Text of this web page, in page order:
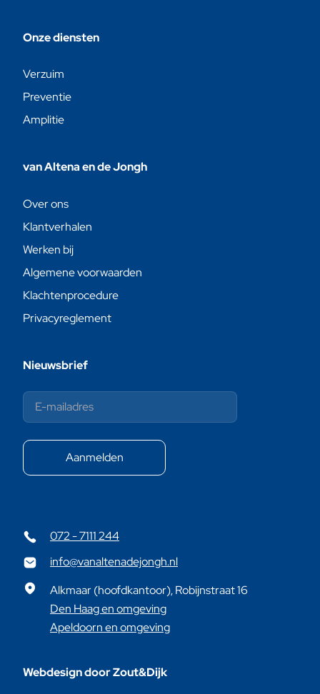
072 - 7111 244
info@vanaltenadejongh.nl
Alkmaar (hoofdkantoor), Robijnstraat 16
Den Haag en omgeving
Apeldoorn en omgeving
Webdesign door Zout&Dijk
Onze diensten
Verzuim
Preventie
Amplitie
van Altena en de Jongh
Over ons
Klantverhalen
Werken bij
Algemene voorwaarden
Klachtenprocedure
Privacyreglement
Nieuwsbrief